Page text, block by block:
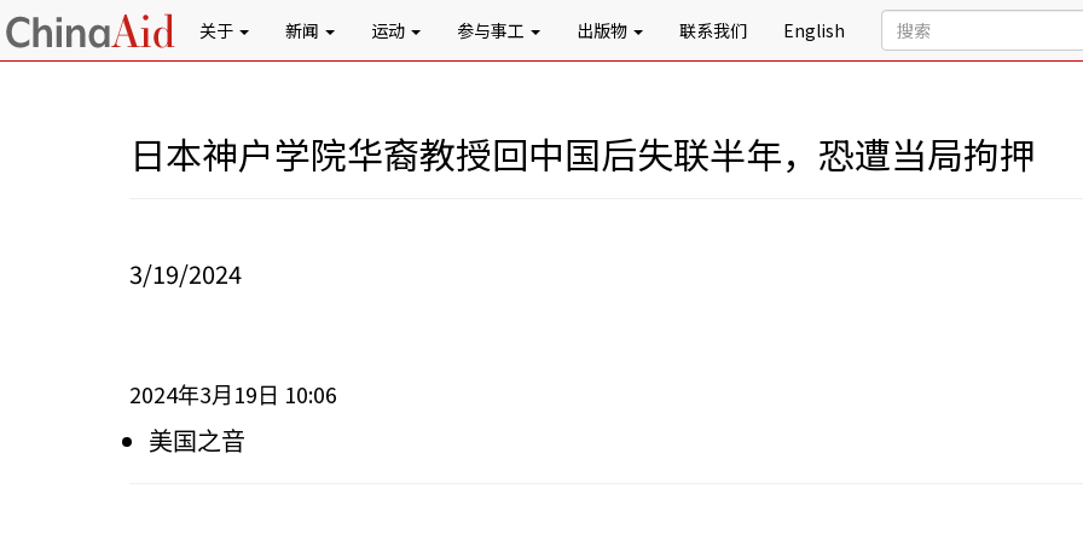
关于 新闻 运动 参与事工 出版物 联系我们 English
日本神户学院华裔教授回中国后失联半年，恐遭当局拘押
3/19/2024
2024年3月 19 日 10:06
美国之音